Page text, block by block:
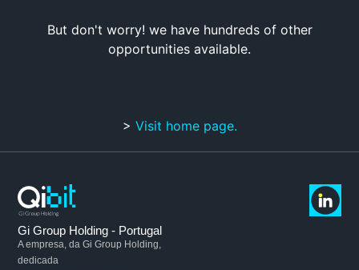
But don't worry! we have hundreds of other
opportunities available.
> Visit home page.
Gi Group Holding - Portugal
A empresa, da Gi Group Holding,
dedicada